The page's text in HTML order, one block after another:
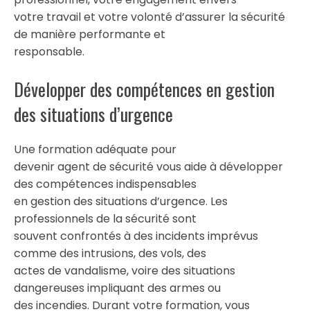
votre travail et votre volonté d’assurer la sécurité
de manière performante et
responsable.
Développer des compétences en gestion
des situations d’urgence
Une formation adéquate pour
devenir agent de sécurité vous aide à développer
des compétences indispensables
en gestion des situations d’urgence. Les
professionnels de la sécurité sont
souvent confrontés à des incidents imprévus
comme des intrusions, des vols, des
actes de vandalisme, voire des situations
dangereuses impliquant des armes ou
des incendies. Durant votre formation, vous